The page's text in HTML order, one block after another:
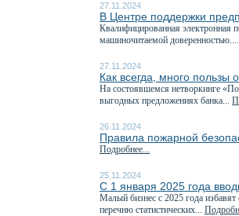
27.11.2024
В Центре поддержки
Квалифицированная электронная
машиночитаемой
27.11.2024
Как всегда, много пользы
На состоявшемся нетворкинге
выгодных предложениях банка...
26.11.2024
Правила пожарной
Подробнее...
25.11.2024
С 1 января 2025 года
Малый бизнес с 2025 года избавят
перечню статистических...